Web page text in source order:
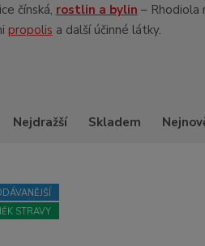
čínská, rostlin a bylin – Rhodiola
propolis a další účinné látky.
Nejdražší Skladem
STRAVY